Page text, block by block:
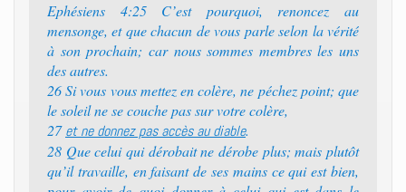
Ephésiens 4:25 C’est pourquoi, renoncez au
mensonge, et que chacun de vous parle selon la vérité
à son prochain; car nous sommes membres les uns
des autres.
26 Si vous vous mettez en colère, ne péchez point; que
le soleil ne se couche pas sur votre colère,
27et ne donnez pas accès au diable.
28 Que celui qui dérobait ne dérobe plus; mais plutôt
qu’il travaille, en faisant de ses mains ce qui est bien,